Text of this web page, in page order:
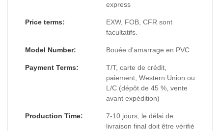
express
Price terms:
EXW, FOB, CFR sont
facultatifs.
Model Number: Bouée d'amarrage en PVC
Payment Terms:
T/T, carte de crédit,
paiement, Western Union ou
L/C (dépôt de 45 %, vente
avant expédition)
Production Time:
7-10 jours, le délai de
livraison final doit être vérifié